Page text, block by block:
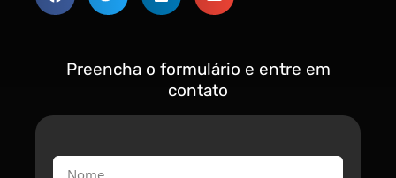
Preencha o formulário e entre em
contato